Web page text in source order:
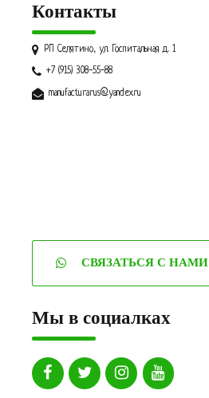
Контакты
РП Селятино, ул. Госпитальная д. 1
+7 (915) 308-55-88
manufacturarus@yandex.ru
СВЯЗАТЬСЯ С НАМИ
Мы в социалках